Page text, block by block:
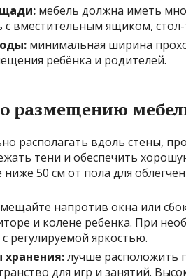
мебель должна иметь
с вместительным ящиком,
минимальная ширина
ребёнка и родителей.
размещению
располагать вдоль стены,
тени и обеспечить
50 см от пола для
напротив окна или
и колене ребенка. При
регулируемой яркостью.
лучше расположить
для игр и занятий.